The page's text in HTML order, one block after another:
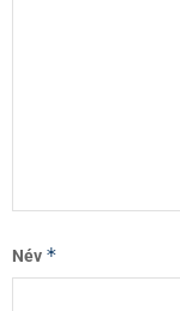
Név *